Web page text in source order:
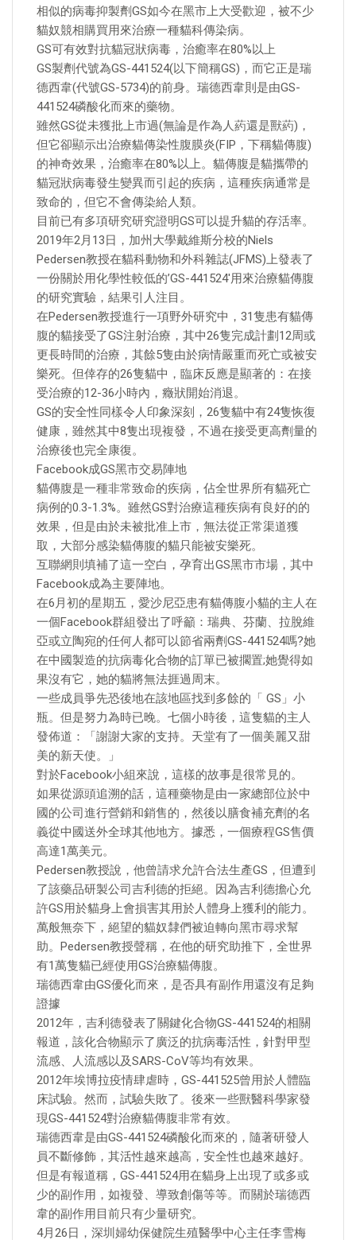
相似的病毒抑製劑GS如今在黑市上大受歡迎，被不少
貓奴競相購買用來治療一種貓科傳染病。
GS可有效對抗貓冠狀病毒，治癒率在80%以上
GS製劑代號為GS-441524(以下簡稱GS)，而它正是瑞
德西韋(代號GS-5734)的前身。瑞德西韋則是由GS-
441524磷酸化而來的藥物。
雖然GS從未獲批上市過(無論是作為人葯還是獸葯)，
但它卻顯示出治療貓傳染性腹膜炎(FIP，下稱貓傳腹)
的神奇效果，治癒率在80%以上。貓傳腹是貓攜帶的
貓冠狀病毒發生變異而引起的疾病，這種疾病通常是
致命的，但它不會傳染給人類。
目前已有多項研究研究證明GS可以提升貓的存活率。
2019年2月13日，加州大學戴維斯分校的Niels
Pedersen教授在貓科動物和外科雜誌(JFMS)上發表了
一份關於用化學性較低的’GS-441524′用來治療貓傳腹
的研究實驗，結果引人注目。
在Pedersen教授進行一項野外研究中，31隻患有貓傳
腹的貓接受了GS注射治療，其中26隻完成計劃12周或
更長時間的治療，其餘5隻由於病情嚴重而死亡或被安
樂死。但倖存的26隻貓中，臨床反應是顯著的：在接
受治療的12-36小時內，癥狀開始消退。
GS的安全性同樣令人印象深刻，26隻貓中有24隻恢復
健康，雖然其中8隻出現複發，不過在接受更高劑量的
治療後也完全康復。
Facebook成GS黑市交易陣地
貓傳腹是一種非常致命的疾病，佔全世界所有貓死亡
病例的0.3-1.3%。雖然GS對治療這種疾病有良好的的
效果，但是由於未被批准上市，無法從正常渠道獲
取，大部分感染貓傳腹的貓只能被安樂死。
互聯網則填補了這一空白，孕育出GS黑市市場，其中
Facebook成為主要陣地。
在6月初的星期五，愛沙尼亞患有貓傳腹小貓的主人在
一個Facebook群組發出了呼籲：瑞典、芬蘭、拉脫維
亞或立陶宛的任何人都可以節省兩劑GS-441524嗎?她
在中國製造的抗病毒化合物的訂單已被擱置;她覺得如
果沒有它，她的貓將無法捱過周末。
一些成員爭先恐後地在該地區找到多餘的「 GS」小
瓶。但是努力為時已晚。七個小時後，這隻貓的主人
發佈道：「謝謝大家的支持。天堂有了一個美麗又甜
美的新天使。」
對於Facebook小組來說，這樣的故事是很常見的。
如果從源頭追溯的話，這種藥物是由一家總部位於中
國的公司進行營銷和銷售的，然後以膳食補充劑的名
義從中國送外全球其他地方。據悉，一個療程GS售價
高達1萬美元。
Pedersen教授說，他曾請求允許合法生產GS，但遭到
了該藥品研製公司吉利德的拒絕。因為吉利德擔心允
許GS用於貓身上會損害其用於人體身上獲利的能力。
萬般無奈下，絕望的貓奴隸們被迫轉向黑市尋求幫
助。Pedersen教授聲稱，在他的研究助推下，全世界
有1萬隻貓已經使用GS治療貓傳腹。
瑞德西韋由GS優化而來，是否具有副作用還沒有足夠
證據
2012年，吉利德發表了關鍵化合物GS-441524的相關
報道，該化合物顯示了廣泛的抗病毒活性，針對甲型
流感、人流感以及SARS-CoV等均有效果。
2012年埃博拉疫情肆虐時，GS-441525曾用於人體臨
床試驗。然而，試驗失敗了。後來一些獸醫科學家發
現GS-441524對治療貓傳腹非常有效。
瑞德西韋是由GS-441524磷酸化而來的，隨著研發人
員不斷修飾，其活性越來越高，安全性也越來越好。
但是有報道稱，GS-441524用在貓身上出現了或多或
少的副作用，如複發、導致創傷等等。而關於瑞德西
韋的副作用目前只有少量研究。
4月26日，深圳婦幼保健院生殖醫學中心主任李雪梅